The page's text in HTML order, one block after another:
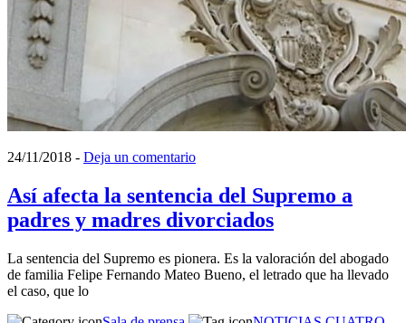
24/11/2018 - Deja un comentario
Así afecta la sentencia del Supremo a
padres y madres divorciados
La sentencia del Supremo es pionera. Es la valoración del abogado
de familia Felipe Fernando Mateo Bueno, el letrado que ha llevado
el caso, que lo